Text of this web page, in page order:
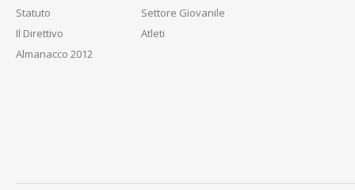
Statuto
Il Direttivo
Almanacco 2012
Settore Giovanile
Atleti